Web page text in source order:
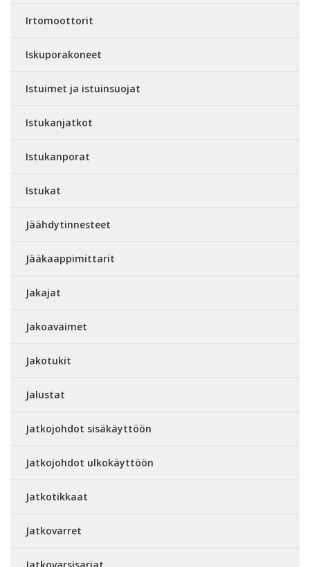
Irtomoottorit
Iskuporakoneet
Istuimet ja istuinsuojat
Istukanjatkot
Istukanporat
Istukat
Jäähdytinnesteet
Jääkaappimittarit
Jakajat
Jakoavaimet
Jakotukit
Jalustat
Jatkojohdot sisäkäyttöön
Jatkojohdot ulkokäyttöön
Jatkotikkaat
Jatkovarret